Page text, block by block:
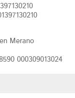
Merano
000309013024